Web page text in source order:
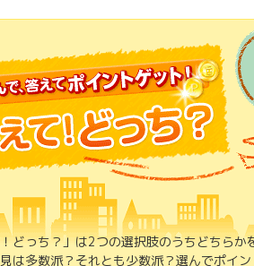
どっち？」は2つの選択肢のうちどちら
は多数派？それとも少数派？選んでポイ